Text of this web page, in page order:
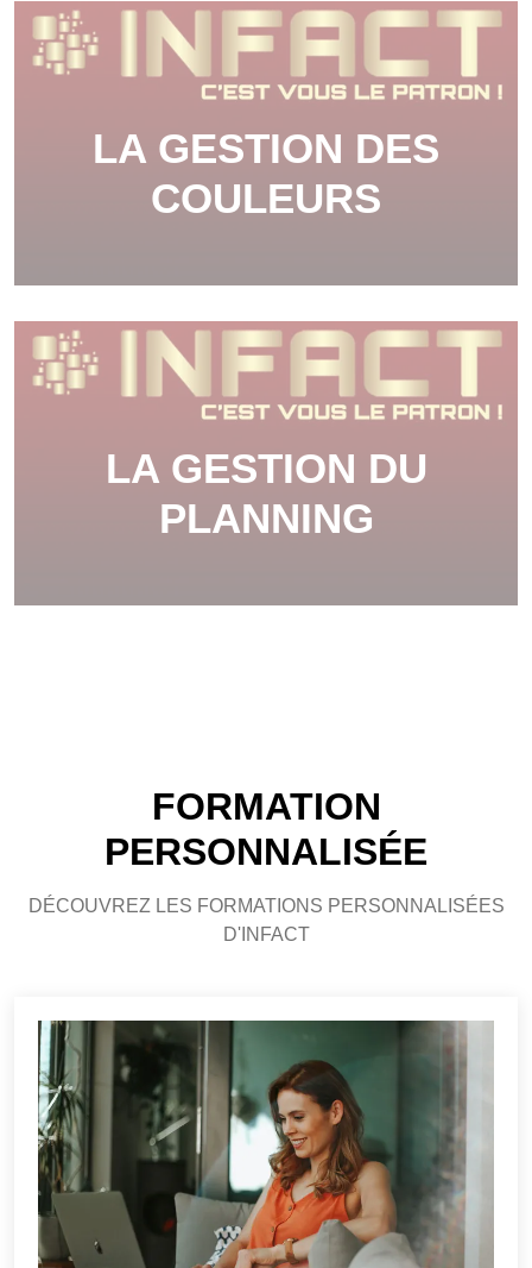
LA GESTION DES
COULEURS
LA GESTION DU
PLANNING
FORMATION
PERSONNALISÉE
DÉCOUVREZ LES FORMATIONS PERSONNALISÉES
D'INFACT